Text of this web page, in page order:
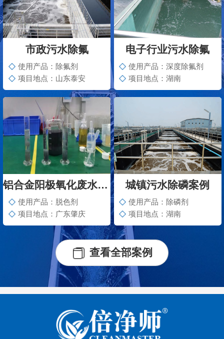
市政污水除氟
使用产品：除氟剂
项目地点：山东泰安
电子行业污水除氟
使用产品：深度除氟剂
项目地点：湖南
铝合金阳极氧化废水脱色案例
使用产品：脱色剂
项目地点：广东肇庆
城镇污水除磷案例
使用产品：除磷剂
项目地点：湖南
查看全部案例